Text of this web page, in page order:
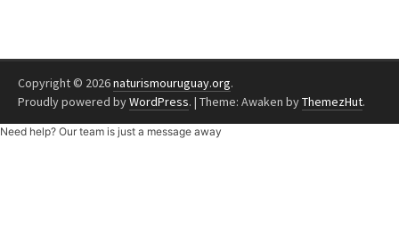
Copyright © 2026naturismouruguay.org.
Proudly powered byWordPress. | Theme: Awaken byThemezHut.
Need help? Our team is just a message away